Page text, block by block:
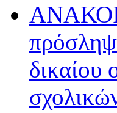
δικαίου